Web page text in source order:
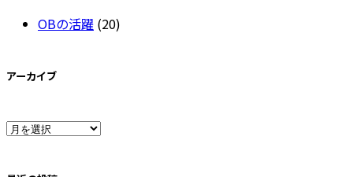
OBの活躍 (20)
アーカイブ
ア